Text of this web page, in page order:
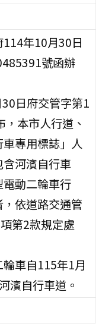
年10月30日
號函辦
日府交管字第1
本市人行道、
專用標誌」人
河濱自行車
動二輪車行
依道路交通管
第2款規定處
車自115年1月
濱自行車道。